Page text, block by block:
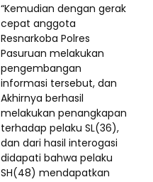
“Kemudian dengan gerak
cepat anggota
Resnarkoba Polres
Pasuruan melakukan
pengembangan
informasi tersebut, dan
Akhirnya berhasil
melakukan penangkapan
terhadap pelaku SL(36),
dan dari hasil interogasi
didapati bahwa pelaku
SH(48) mendapatkan